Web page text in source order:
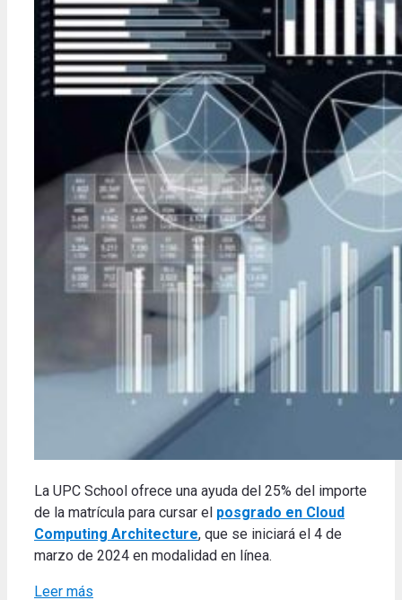
La UPC School ofrece una ayuda del 25% del importe
de la matrícula para cursar el posgrado en Cloud
Computing Architecture, que se iniciará el 4 de
marzo de 2024 en modalidad en línea.
Leer más